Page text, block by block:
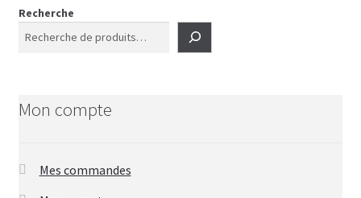
Recherche
Mon compte
Mes commandes